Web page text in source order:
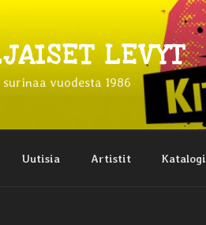
LEVYT
vuodesta 1986
Uutisia Artistit Katalogi